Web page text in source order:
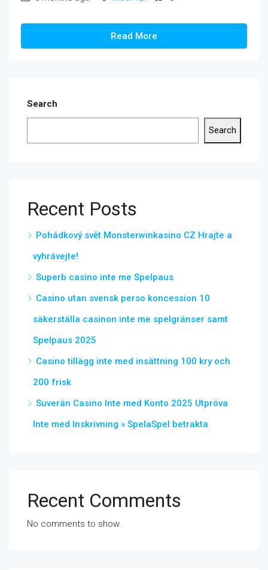
Read More
Search
Search
Recent Posts
Pohádkový svět Monsterwinkasino CZ Hrajte a
vyhrávejte!
Superb casino inte me Spelpaus
Casino utan svensk perso koncession 10
säkerställa casinon inte me spelgränser samt
Spelpaus 2025
Casino tillägg inte med insättning 100 kry och
200 frisk
Suverän Casino Inte med Konto 2025 Utpröva
Inte med Inskrivning » SpelaSpel betrakta
Recent Comments
No comments to show.